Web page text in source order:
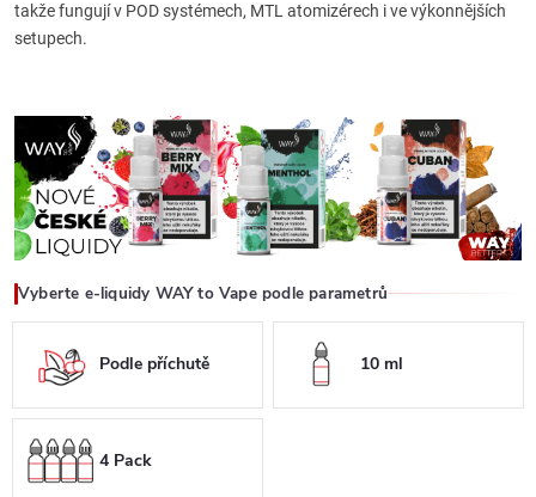
takže fungují v POD systémech, MTL atomizérech i ve výkonnějších
setupech.
Vyberte e-liquidy WAY to Vape podle parametrů
Podle příchutě 10 ml
4 Pack